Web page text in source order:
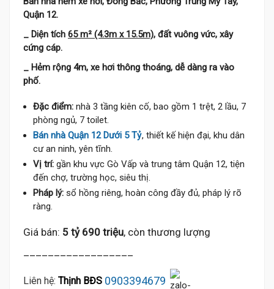
Quận 12.
_ Diện tích 65 m² (4.3m x 15.5m), đất vuông vức, xây
cứng cáp.
_ Hẻm rộng 4m, xe hơi thông thoáng, dễ dàng ra vào
phố.
Đặc điểm: nhà 3 tầng kiên cố, bao gồm 1 trệt, 2 lầu, 7
phòng ngủ, 7 toilet.
Bán nhà Quận 12 Dưới 5 Tỷ, thiết kế hiện đại, khu dân
cư an ninh, yên tĩnh.
Vị trí: gần khu vực Gò Vấp và trung tâm Quận 12, tiện
đến chợ, trường học, siêu thị.
Pháp lý: sổ hồng riêng, hoàn công đầy đủ, pháp lý rõ
ràng.
Giá bán: 5 tỷ 690 triệu, còn thương lượng
Liên hệ: Thịnh BĐS 0903394679